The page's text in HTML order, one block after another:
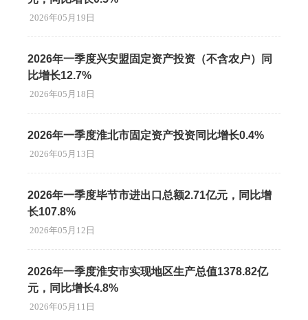
2026年05月19日
2026年一季度兴安盟固定资产投资（不含农户）同
比增长12.7%
2026年05月18日
2026年一季度淮北市固定资产投资同比增长0.4%
2026年05月13日
2026年一季度毕节市进出口总额2.71亿元，同比增
长107.8%
2026年05月12日
2026年一季度淮安市实现地区生产总值1378.82亿
元，同比增长4.8%
2026年05月11日